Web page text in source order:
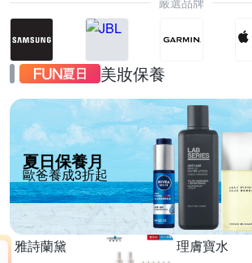
美妝保養
夏日保養月
歐爸養成3折起
雅詩蘭黛
理膚寶水